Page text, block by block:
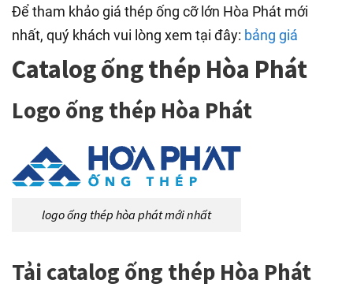
Để tham khảo giá thép ống cỡ lớn Hòa Phát mới
nhất, quý khách vui lòng xem tại đây: bảng giá
Catalog ống thép Hòa Phát
Logo ống thép Hòa Phát
logo ống thép hòa phát mới nhất
Tải catalog ống thép Hòa Phát